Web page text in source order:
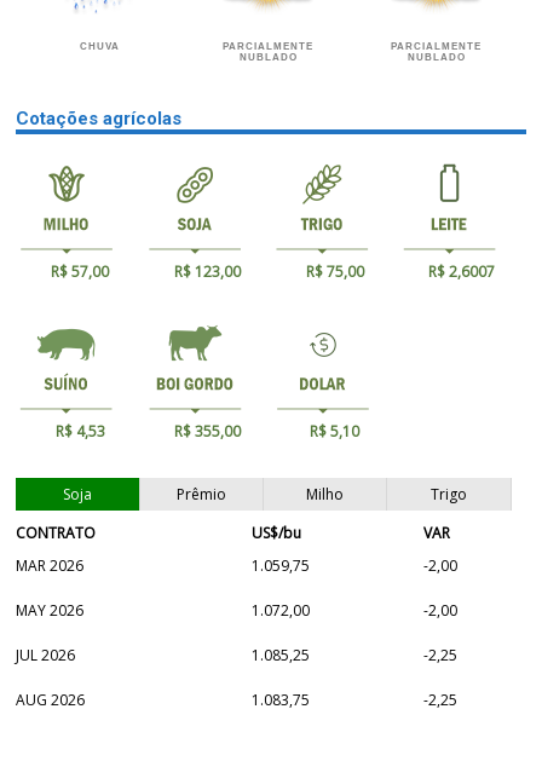
CHUVA
PARCIALMENTE
NUBLADO
PARCIALMENTE
NUBLADO
Cotações agrícolas
R$ 57,00 R$ 123,00 R$ 75,00 R$ 2,6007
R$ 4,53 R$ 355,00 R$ 5,10
Soja Prêmio Milho
Trigo
CONTRATO
US$/bu
VAR
MAR 2026
1.059,75 -2,00
MAY 2026 1.072,00 -2,00
JUL 2026 1.085,25 -2,25
AUG 2026 1.083,75 -2,25